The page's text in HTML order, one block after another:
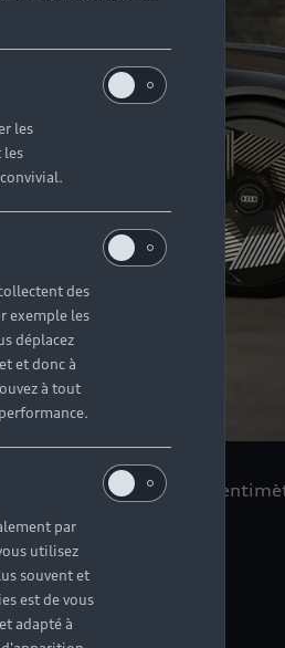
mètres (seulement 11
les
les
des
exemple les
déplacez
et donc à
à tout
par
utilisez
souvent et
est de vous
adapté à